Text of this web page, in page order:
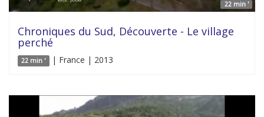
22 min '
Chroniques du Sud, Découverte - Le village
perché
22 min ' | France | 2013